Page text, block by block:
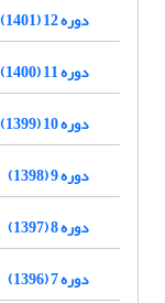
دوره 12 (1401)
دوره 11 (1400)
دوره 10 (1399)
دوره 9 (1398)
دوره 8 (1397)
دوره 7 (1396)